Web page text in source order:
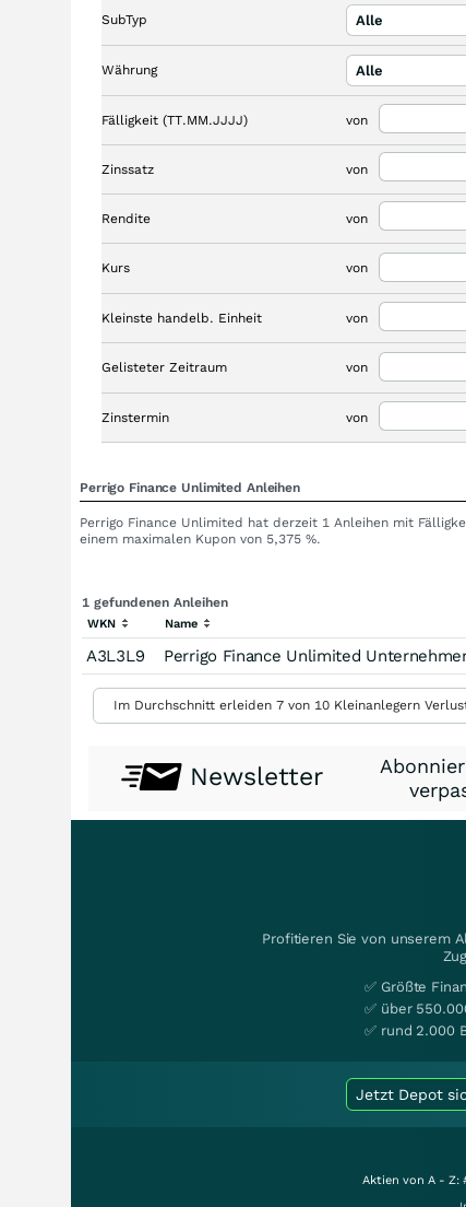
SubTyp Alle
Währung Alle
Fälligkeit (TT.MM.JJJJ) von
Zinssatz von
Rendite von
Kurs von
Kleinste handelb. Einheit von
Gelisteter Zeitraum von
Zinstermin von
Perrigo Finance Unlimited Anleihen
Perrigo Finance Unlimited hat derzeit 1 Anleihen mit
einem maximalen Kupon von 5,375 %.
1 gefundenen Anleihen
WKN Name
A3L3L9 Perrigo Finance Unlimited
Im Durchschnitt erleiden 7 von 10 Kleinanlegern
Newsletter
Profitieren Sie von unserem
✅ Größte
✅ über
✅ rund 2.000
Jetzt Depot
Aktien von A - Z: